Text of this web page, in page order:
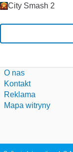
City Smash 2
O nas
Kontakt
Reklama
Mapa witryny